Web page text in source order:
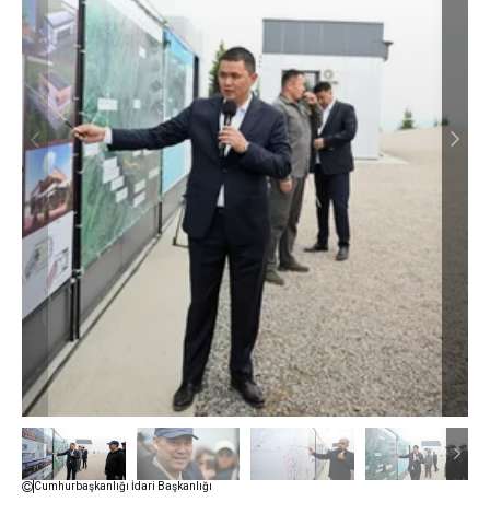
Cumhurbaşkanlığı İdari Başkanlığı